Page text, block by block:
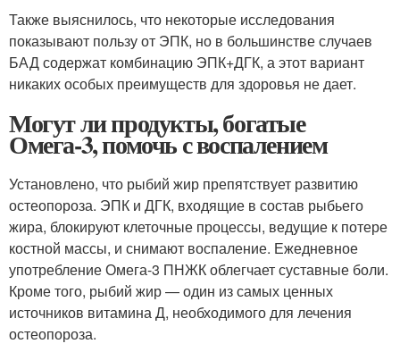
Также выяснилось, что некоторые исследования
показывают пользу от ЭПК, но в большинстве случаев
БАД содержат комбинацию ЭПК+ДГК, а этот вариант
никаких особых преимуществ для здоровья не дает.
Могут ли продукты, богатые
Омега-3, помочь с воспалением
Установлено, что рыбий жир препятствует развитию
остеопороза. ЭПК и ДГК, входящие в состав рыбьего
жира, блокируют клеточные процессы, ведущие к потере
костной массы, и снимают воспаление. Ежедневное
употребление Омега-3 ПНЖК облегчает суставные боли.
Кроме того, рыбий жир — один из самых ценных
источников витамина Д, необходимого для лечения
остеопороза.